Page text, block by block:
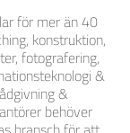
för mer än 40
konstruktion,
fotografering,
&
&
behöver